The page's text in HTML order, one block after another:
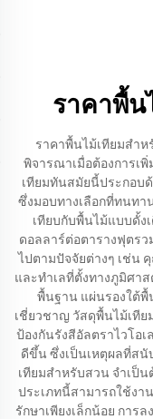
ราคาพื้น
ราคาพื้นไม้เทียมสำ
พิจารณาเมื่อต้องการ
เทียมทันสมัยนี้ประกอบ
ซึ่งมอบทางเลือกที่ทนทา
เทียบกับพื้นไม้แบบดั้ง
ดอลลาร์ต่อตารางฟุตร
ไปตามปัจจัยต่างๆ เช่น
และทำเลที่ตั้งทางภูมิศา
พื้นฐาน แผ่นรองใต้พื้
เชี่ยวชาญ วัสดุพื้นไม้เทีย
ป้องกันรังสีอัลตราไวโอ
ดีขึ้น ซึ่งเป็นเหตุผลที่สนั
เทียมสำหรับสวน จำเป็น
ประเภทนี้สามารถใช้งา
รักษาเพียงเล็กน้อย การ